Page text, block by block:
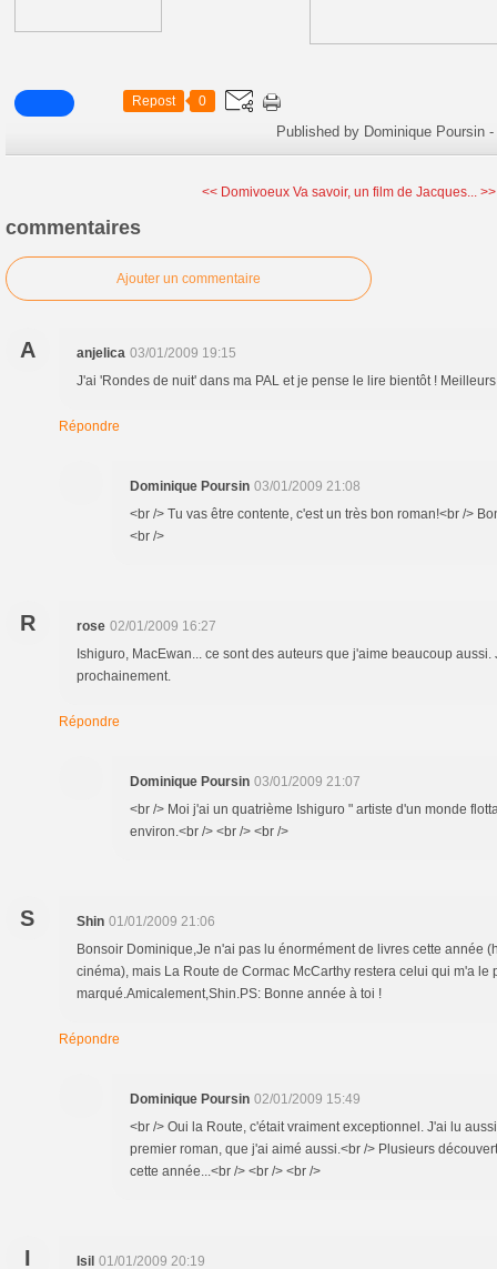
Repost 0
Published by Dominique Poursin -
<< Domivoeux Va savoir, un film de Jacques... >>
commentaires
Ajouter un commentaire
A anjelica 03/01/2009 19:15
J'ai 'Rondes de nuit' dans ma PAL et je pense le lire bientôt !
Répondre
Dominique Poursin 03/01/2009 21:08
<br /> Tu vas être contente, c'est un très bon roman!<br />
<br />
R rose 02/01/2009 16:27
Ishiguro, MacEwan... ce sont des auteurs que j'aime beaucoup aussi.
prochainement.
Répondre
Dominique Poursin 03/01/2009 21:07
<br /> Moi j'ai un quatrième Ishiguro " artiste d'un monde
environ.<br /> <br /> <br />
S Shin 01/01/2009 21:06
Bonsoir Dominique,Je n'ai pas lu énormément de livres cette année
cinéma), mais La Route de Cormac McCarthy restera celui qui m'a le
marqué.Amicalement,Shin.PS: Bonne année à toi !
Répondre
Dominique Poursin 02/01/2009 15:49
<br /> Oui la Route, c'était vraiment exceptionnel. J'ai lu
premier roman, que j'ai aimé aussi.<br /> Plusieurs
cette année...<br /> <br /> <br />
I Isil 01/01/2009 20:19